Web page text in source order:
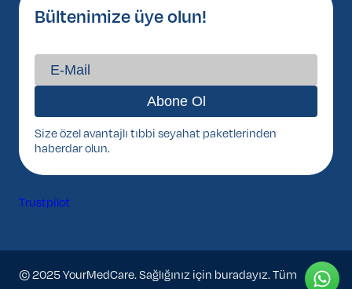
Bültenimize üye olun!
Size özel avantajlı tıbbi seyahat paketlerinden
haberdar olun.
Trustpilot
© 2025 YourMedCare. Sağlığınız için buradayız. Tüm